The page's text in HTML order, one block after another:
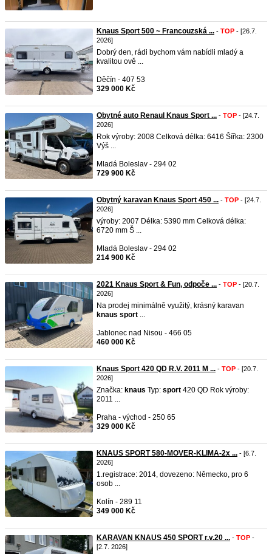
Knaus Sport 500 ~ Francouzská ... - TOP - [26.7.
2026]
Dobrý den, rádi bychom vám nabídli mladý a
kvalitou ově ...
Děčín - 407 53
329 000 Kč
Obytné auto Renaul Knaus Sport ... - TOP - [24.7.
2026]
Rok výroby: 2008 Celková délka: 6416 Šířka: 2300
Výš ...
Mladá Boleslav - 294 02
729 900 Kč
Obytný karavan Knaus Sport 450 ... - TOP - [24.7.
2026]
výroby: 2007 Délka: 5390 mm Celková délka:
6720 mm Š ...
Mladá Boleslav - 294 02
214 900 Kč
2021 Knaus Sport & Fun, odpoče ... - TOP - [20.7.
2026]
Na prodej minimálně využitý, krásný karavan
knaus sport ...
Jablonec nad Nisou - 466 05
460 000 Kč
Knaus Sport 420 QD R.V. 2011 M ... - TOP - [20.7.
2026]
Značka: knaus Typ: sport 420 QD Rok výroby:
2011 ...
Praha - východ - 250 65
329 000 Kč
KNAUS SPORT 580-MOVER-KLIMA-2x ... - [6.7.
2026]
1.registrace: 2014, dovezeno: Německo, pro 6
osob ...
Kolín - 289 11
349 000 Kč
KARAVAN KNAUS 450 SPORT r.v.20 ... - TOP -
[2.7. 2026]